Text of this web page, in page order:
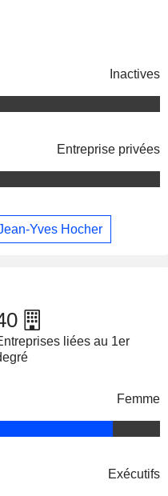
Inactives
Entreprise privées
Yves Hocher
liées au 1er
Femme
Exécutifs